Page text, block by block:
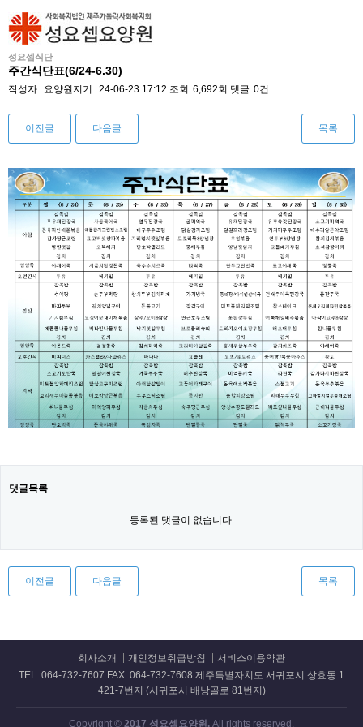
성요셉식단
주간식단표(6/24-6.30)
작성자 요양원지기 24-06-23 17:12 조회 6,692회 댓글 0건
이전글 다음글 목록
본문
댓글목록
등록된 댓글이 없습니다.
이전글 다음글 목록
회사소개 개인정보취급방침
서비스이용약관
TEL. 064-732-7607 FAX. 064-732-7608 제주특별자치도 서귀포시 상효동 1
421-7번지 (서귀포시 배낭골로 81번지)
Copyright © 2017 성요셉요양원. All rights reserved.